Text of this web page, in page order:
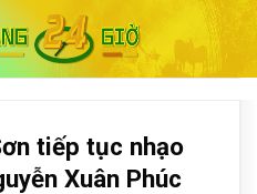
tiếp tục nhạo
Xuân Phúc